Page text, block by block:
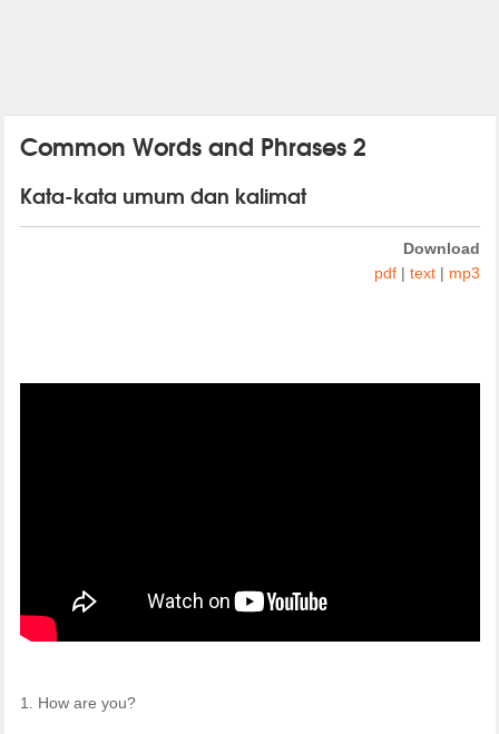
Common Words and Phrases 2
Kata-kata umum dan kalimat
Download
pdf| text| mp3
1. How are you?